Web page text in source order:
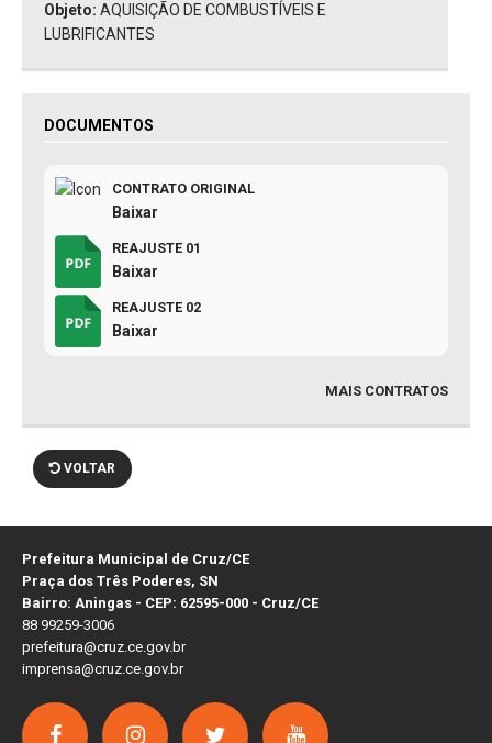
Objeto: AQUISIÇÃO DE COMBUSTÍVEIS E
LUBRIFICANTES
DOCUMENTOS
CONTRATO ORIGINAL
Baixar
REAJUSTE 01
Baixar
REAJUSTE 02
Baixar
MAIS CONTRATOS
VOLTAR
Prefeitura Municipal de Cruz/CE
Praça dos Três Poderes, SN
Bairro: Aningas - CEP: 62595-000 - Cruz/CE
88 99259-3006
prefeitura@cruz.ce.gov.br
imprensa@cruz.ce.gov.br